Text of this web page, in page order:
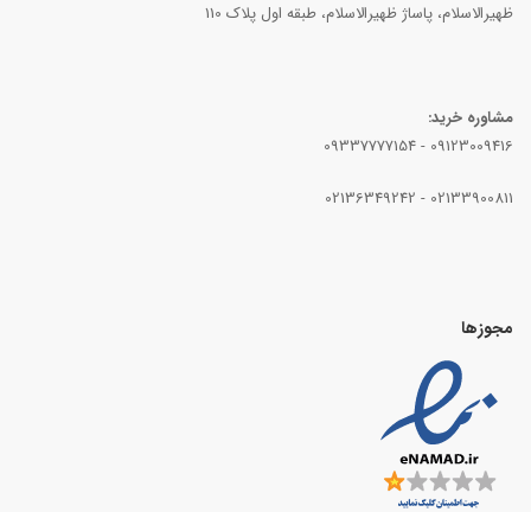
ظهیرالاسلام، پاساژ ظهیرالاسلام، طبقه اول پلاک 110
مشاوره خرید:
09123009416
-
09337777154
02133900811
-
02136349242
مجوزها